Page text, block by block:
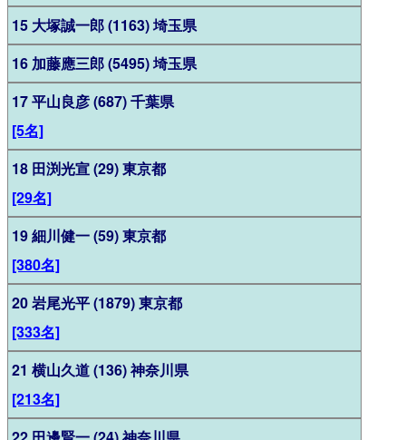
15 大塚誠一郎 (1163) 埼玉県
16 加藤應三郎 (5495) 埼玉県
17 平山良彦 (687) 千葉県
[5名]
18 田渕光宣 (29) 東京都
[29名]
19 細川健一 (59) 東京都
[380名]
20 岩尾光平 (1879) 東京都
[333名]
21 横山久道 (136) 神奈川県
[213名]